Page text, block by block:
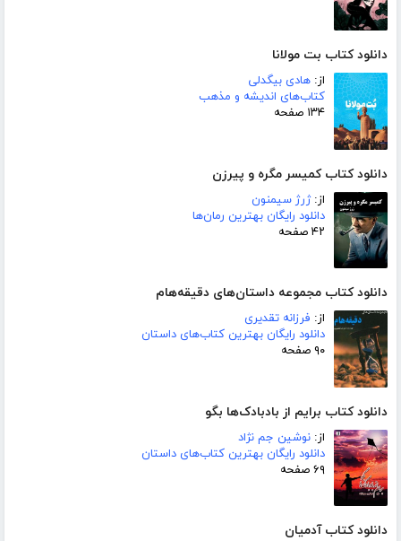
دانلود کتاب بت مولانا
از: هادی بیگدلی
کتاب‌های اندیشه و مذهب
۱۳۴ صفحه
دانلود کتاب کمیسر مگره و پیرزن
از:ژرژ سیمنون
دانلود رایگان بهترین رمان‌ها
۴۲ صفحه
دانلود کتاب مجموعه داستان‌های دقیقه‌هام
از: فرزانه تقدیری
دانلود رایگان بهترین کتاب‌های داستان
۹۰ صفحه
دانلود کتاب برایم از بادبادک‌ها بگو
از: نوشین جم نژاد
دانلود رایگان بهترین کتاب‌های داستان
۶۹ صفحه
دانلود کتاب آدمیان